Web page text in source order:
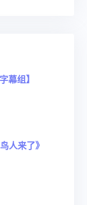
幕组】
人来了》